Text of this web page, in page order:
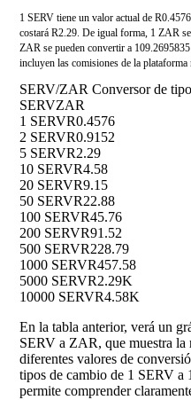
1 SERV tiene un valor actual de
costará R2.29. De igual forma, 1 ZAR
ZAR se pueden convertir a
incluyen las comisiones de la
SERV/ZAR Conversor de
SERVZAR
1 SERVR0.4576
2 SERVR0.9152
5 SERVR2.29
10 SERVR4.58
20 SERVR9.15
50 SERVR22.88
100 SERVR45.76
200 SERVR91.52
500 SERVR228.79
1000 SERVR457.58
5000 SERVR2.29K
10000 SERVR4.58K
En la tabla anterior, verá un
SERV a ZAR, que muestra
diferentes valores de
tipos de cambio de 1 SERV
permite comprender